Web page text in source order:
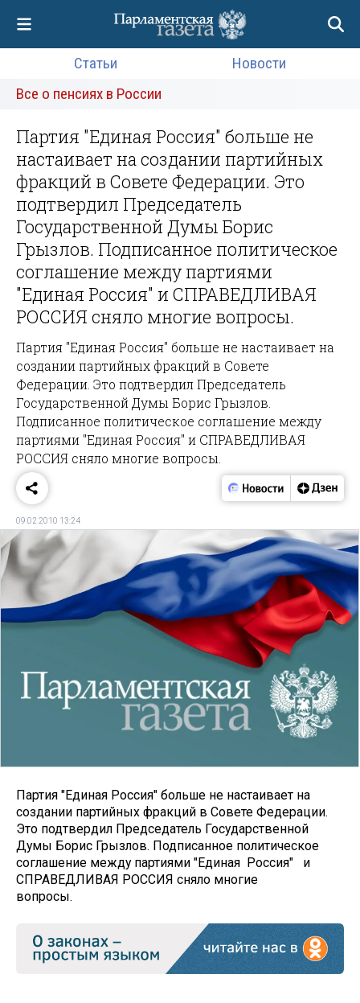
Статьи
Новости
Все о пенсиях в России
Партия "Единая Россия" больше не
настаивает на создании партийных
фракций в Совете Федерации. Это
подтвердил Председатель
Государственной Думы Борис
Грызлов. Подписанное политическое
соглашение между партиями
"Единая Россия" и СПРАВЕДЛИВАЯ
РОССИЯ сняло многие вопросы.
Партия "Единая Россия" больше не настаивает на
создании партийных фракций в Совете
Федерации. Это подтвердил Председатель
Государственной Думы Борис Грызлов.
Подписанное политическое соглашение между
партиями "Единая Россия" и СПРАВЕДЛИВАЯ
РОССИЯ сняло многие вопросы.
09.02.2010 13:24
Партия "Единая Россия" больше не настаивает на
создании партийных фракций в Совете Федерации.
Это подтвердил Председатель Государственной
Думы Борис Грызлов. Подписанное политическое
соглашение между партиями "Единая Россия" и
СПРАВЕДЛИВАЯ РОССИЯ сняло многие
вопросы.